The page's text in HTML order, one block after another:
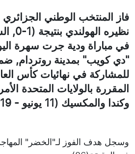
فاز المنتخب الوطني
في مباراة ودية جرت سهرة
"دي كويب" بمدينة روتردام,
المقررة بالولايات المتحدة
وكندا والمكسيك (11 يونيو - 19 يوليو).
وسجل هدف الفوز لـ"الخضر"